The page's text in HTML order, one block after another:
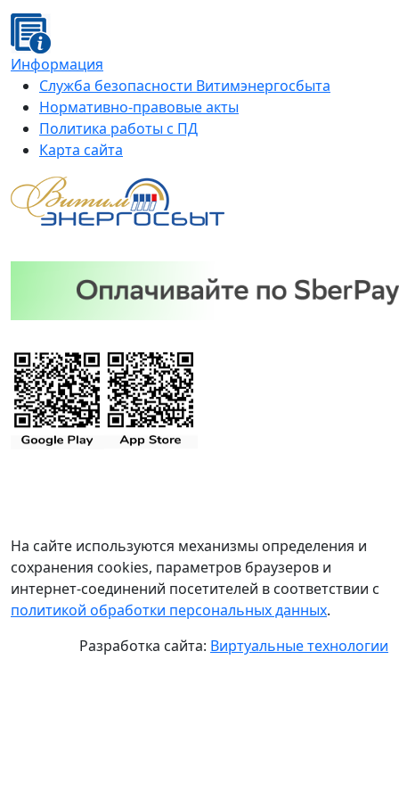
Информация
Служба безопасности Витимэнергосбыта
Нормативно-правовые акты
Политика работы с ПД
Карта сайта
На сайте используются механизмы определения и
сохранения cookies, параметров браузеров и
интернет-соединений посетителей в соответствии с
политикой обработки персональных данных.
Разработка сайта: Виртуальные технологии